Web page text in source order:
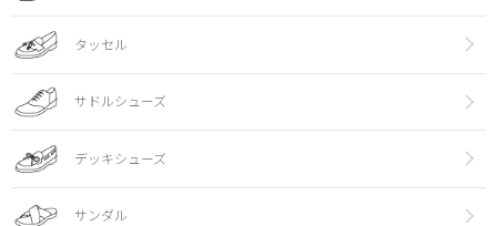
タッセル
サドルシューズ
デッキシューズ
サンダル